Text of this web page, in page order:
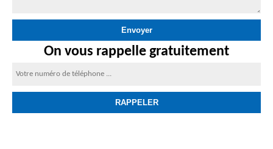
On vous rappelle gratuitement